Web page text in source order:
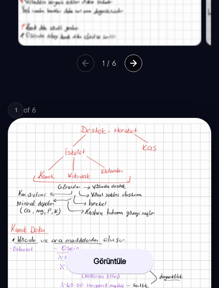
1 /6
1 of 6
Görüntüle